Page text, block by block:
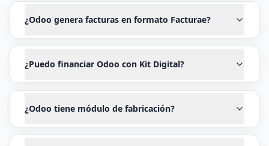
¿Odoo genera facturas en formato Facturae?
¿Puedo financiar Odoo con Kit Digital?
¿Odoo tiene módulo de fabricación?